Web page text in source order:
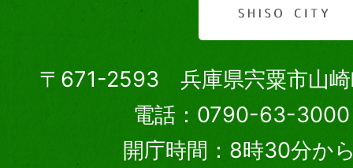
〒671-2593 兵庫県宍粟市山崎
電話：0790-63-3000
開庁時間：8時30分か